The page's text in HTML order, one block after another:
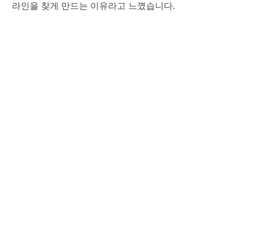
라인을 찾게 만드는 이유라고 느꼈습니다.